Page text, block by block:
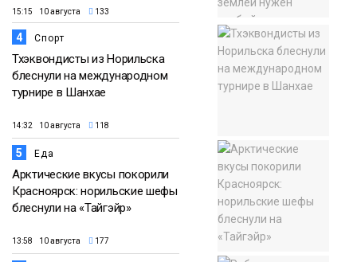
15:15 10 августа 133
4 Спорт
Тхэквондисты из Норильска
блеснули на международном
турнире в Шанхае
14:32 10 августа 118
5 Еда
Арктические вкусы покорили
Красноярск: норильские шефы
блеснули на «Тайгэйр»
13:58 10 августа 177